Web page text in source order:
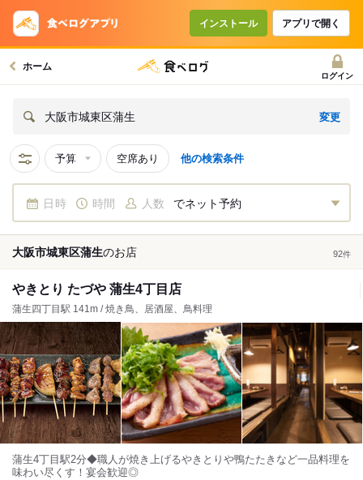
インストール アプリで開く
ホーム
ログイン
大阪市城東区蒲生 変更
予算 空席あり 他の検索条件
日時 時間 人数 でネット予約
大阪市城東区蒲生のお店 92件
やきとり たづや 蒲生4丁目店
蒲生四丁目駅 141m / 焼き鳥、居酒屋、鳥料理
蒲生4丁目駅2分◆職人が焼き上げるやきとりや鴨たたきなど一品料理を
味わい尽くす！宴会歓迎◎